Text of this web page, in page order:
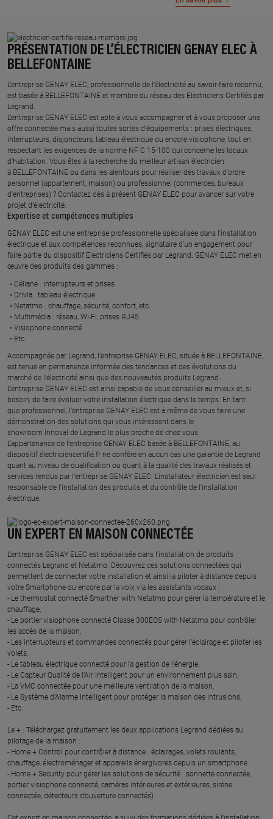
PRÉSENTATION DE L’ÉLECTRICIEN GENAY ELEC À
BELLEFONTAINE
L’entreprise GENAY ELEC, professionnelle de l’électricité au savoir-faire reconnu,
est basée à BELLEFONTAINE et membre du réseau des Electriciens Certifiés par
Legrand.​
L’entreprise GENAY ELEC est apte à vous accompagner et à vous proposer une
offre connectée mais aussi toutes sortes d'équipements : prises électriques,
interrupteurs, disjoncteurs, tableau électrique ou encore visiophone, tout en
respectant les exigences de la norme NF C 15-100 qui concerne les locaux
d’habitation. Vous êtes à la recherche du meilleur artisan électricien
à BELLEFONTAINE ou dans les alentours pour réaliser des travaux d'ordre
personnel (appartement, maison) ou professionnel (commerces, bureaux
d'entreprises) ? Contactez dès à présent GENAY ELEC pour avancer sur votre
projet d’électricité.
Expertise et compétences multiples​
​GENAY ELEC est une entreprise professionnelle spécialisée dans l’installation
électrique et aux compétences reconnues, ​signataire d'un engagement pour
faire partie du dispositif Electriciens Certifiés par Legrand​. GENAY ELEC met en
œuvre des produits des gammes : ​
Céliane : interrupteurs et prises ​
Drivia : tableau électrique ​
Netatmo : chauffage, sécurité, confort, etc.​
Multimédia : réseau, Wi-Fi, prises RJ45​
Visiophone connecté​
Etc.​
​Accompagnée par Legrand, l’entreprise GENAY ELEC, située à BELLEFONTAINE,
est tenue en permanence informée des tendances et des évolutions du
marché de l'électricité ainsi que des nouveautés produits Legrand.
L’entreprise GENAY ELEC est ainsi capable de vous conseiller au mieux et, si
besoin, de faire évoluer votre installation électrique dans le temps. En tant
que professionnel, l’entreprise GENAY ELEC est à même de vous faire une
démonstration des solutions qui vous intéressent dans le
showroom Innoval de Legrand le plus proche de chez vous.​
L’appartenance de l’entreprise GENAY ELEC basée à BELLEFONTAINE, au
dispositif électriciencertifié.fr ne confère en aucun cas une garantie de Legrand
quant au niveau de qualification ou quant à la qualité des travaux réalisés et
services rendus par l’entreprise GENAY ELEC. L’installateur électricien est seul
responsable de l’installation des produits et du contrôle de l’installation
électrique.
UN EXPERT EN MAISON CONNECTÉE
L’entreprise GENAY ELEC est spécialisée dans l’installation de produits
connectés Legrand et Netatmo. Découvrez ces solutions connectées qui
permettent de connecter votre installation et ainsi la piloter à distance depuis
votre Smartphone ou encore par la voix via les assistants vocaux :
- Le thermostat connecté Smarther with Netatmo pour gérer la température et le
chauffage,
- Le portier visiophone connecté Classe 300EOS with Netatmo pour contrôler
les accès de la maison,
- Les interrupteurs et commandes connectés pour gérer l’éclairage et piloter les
volets,
- Le tableau électrique connecté pour la gestion de l’énergie,
- Le Capteur Qualité de l’Air Intelligent pour un environnement plus sain,
- La VMC connectée pour une meilleure ventilation de la maison,
- Le Système d’Alarme Intelligent pour protéger la maison des intrusions,
- Etc.
Le + : Téléchargez gratuitement les deux applications Legrand dédiées au
pilotage de la maison :
- Home + Control pour contrôler à distance : éclairages, volets roulants,
chauffage, électroménager et appareils énergivores depuis un smartphone.
- Home + Security pour gérer les solutions de sécurité : sonnette connectée,
portier visiophone connecté, caméras intérieures et extérieures, sirène
connectée, détecteurs d’ouverture connectés)